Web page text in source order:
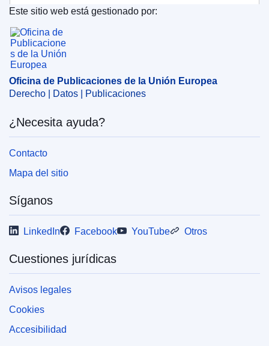
IMMC : ST 12859 2016 INIT
Oficina de Publicaciones de la Unión Europea
Este sitio web está gestionado por:
Oficina de Publicaciones de la Unión Europea
Derecho | Datos | Publicaciones
¿Necesita ayuda?
Contacto
Mapa del sitio
Síganos
LinkedIn Facebook YouTube Otros
Cuestiones jurídicas
Avisos legales
Cookies
Accesibilidad